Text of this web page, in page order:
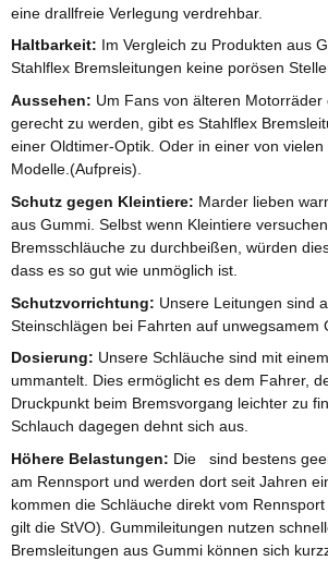
eine drallfreie Verlegung verdrehbar.
Haltbarkeit: Im Vergleich zu Produkten aus
Stahlflex Bremsleitungen keine porösen
Aussehen: Um Fans von älteren Motorräder
gerecht zu werden, gibt es Stahlflex
einer Oldtimer-Optik. Oder in einer von
Modelle.(Aufpreis).
Schutz gegen Kleintiere: Marder lieben
aus Gummi. Selbst wenn Kleintiere
Bremsschläuche zu durchbeißen, würden
dass es so gut wie unmöglich ist.
Schutzvorrichtung: Unsere Leitungen sind
Steinschlägen bei Fahrten auf unwegsamem
Dosierung: Unsere Schläuche sind mit
ummantelt. Dies ermöglicht es dem Fahrer,
Druckpunkt beim Bremsvorgang leichter zu
Schlauch dagegen dehnt sich aus.
Höhere Belastungen: Die sind bestens
am Rennsport und werden dort seit Jahren
kommen die Schläuche direkt vom
gilt die StVO). Gummileitungen nutzen
Bremsleitungen aus Gummi können sich